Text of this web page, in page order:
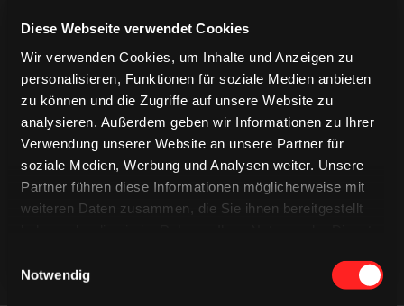
Diese Webseite verwendet Cookies
Wir verwenden Cookies, um Inhalte und Anzeigen zu
personalisieren, Funktionen für soziale Medien anbieten
zu können und die Zugriffe auf unsere Website zu
analysieren. Außerdem geben wir Informationen zu Ihrer
Verwendung unserer Website an unsere Partner für
soziale Medien, Werbung und Analysen weiter. Unsere
Partner führen diese Informationen möglicherweise mit
weiteren Daten zusammen, die Sie ihnen bereitgestellt
Notwendig
CAPS & CO
CAPS & CO
CAPS & CO